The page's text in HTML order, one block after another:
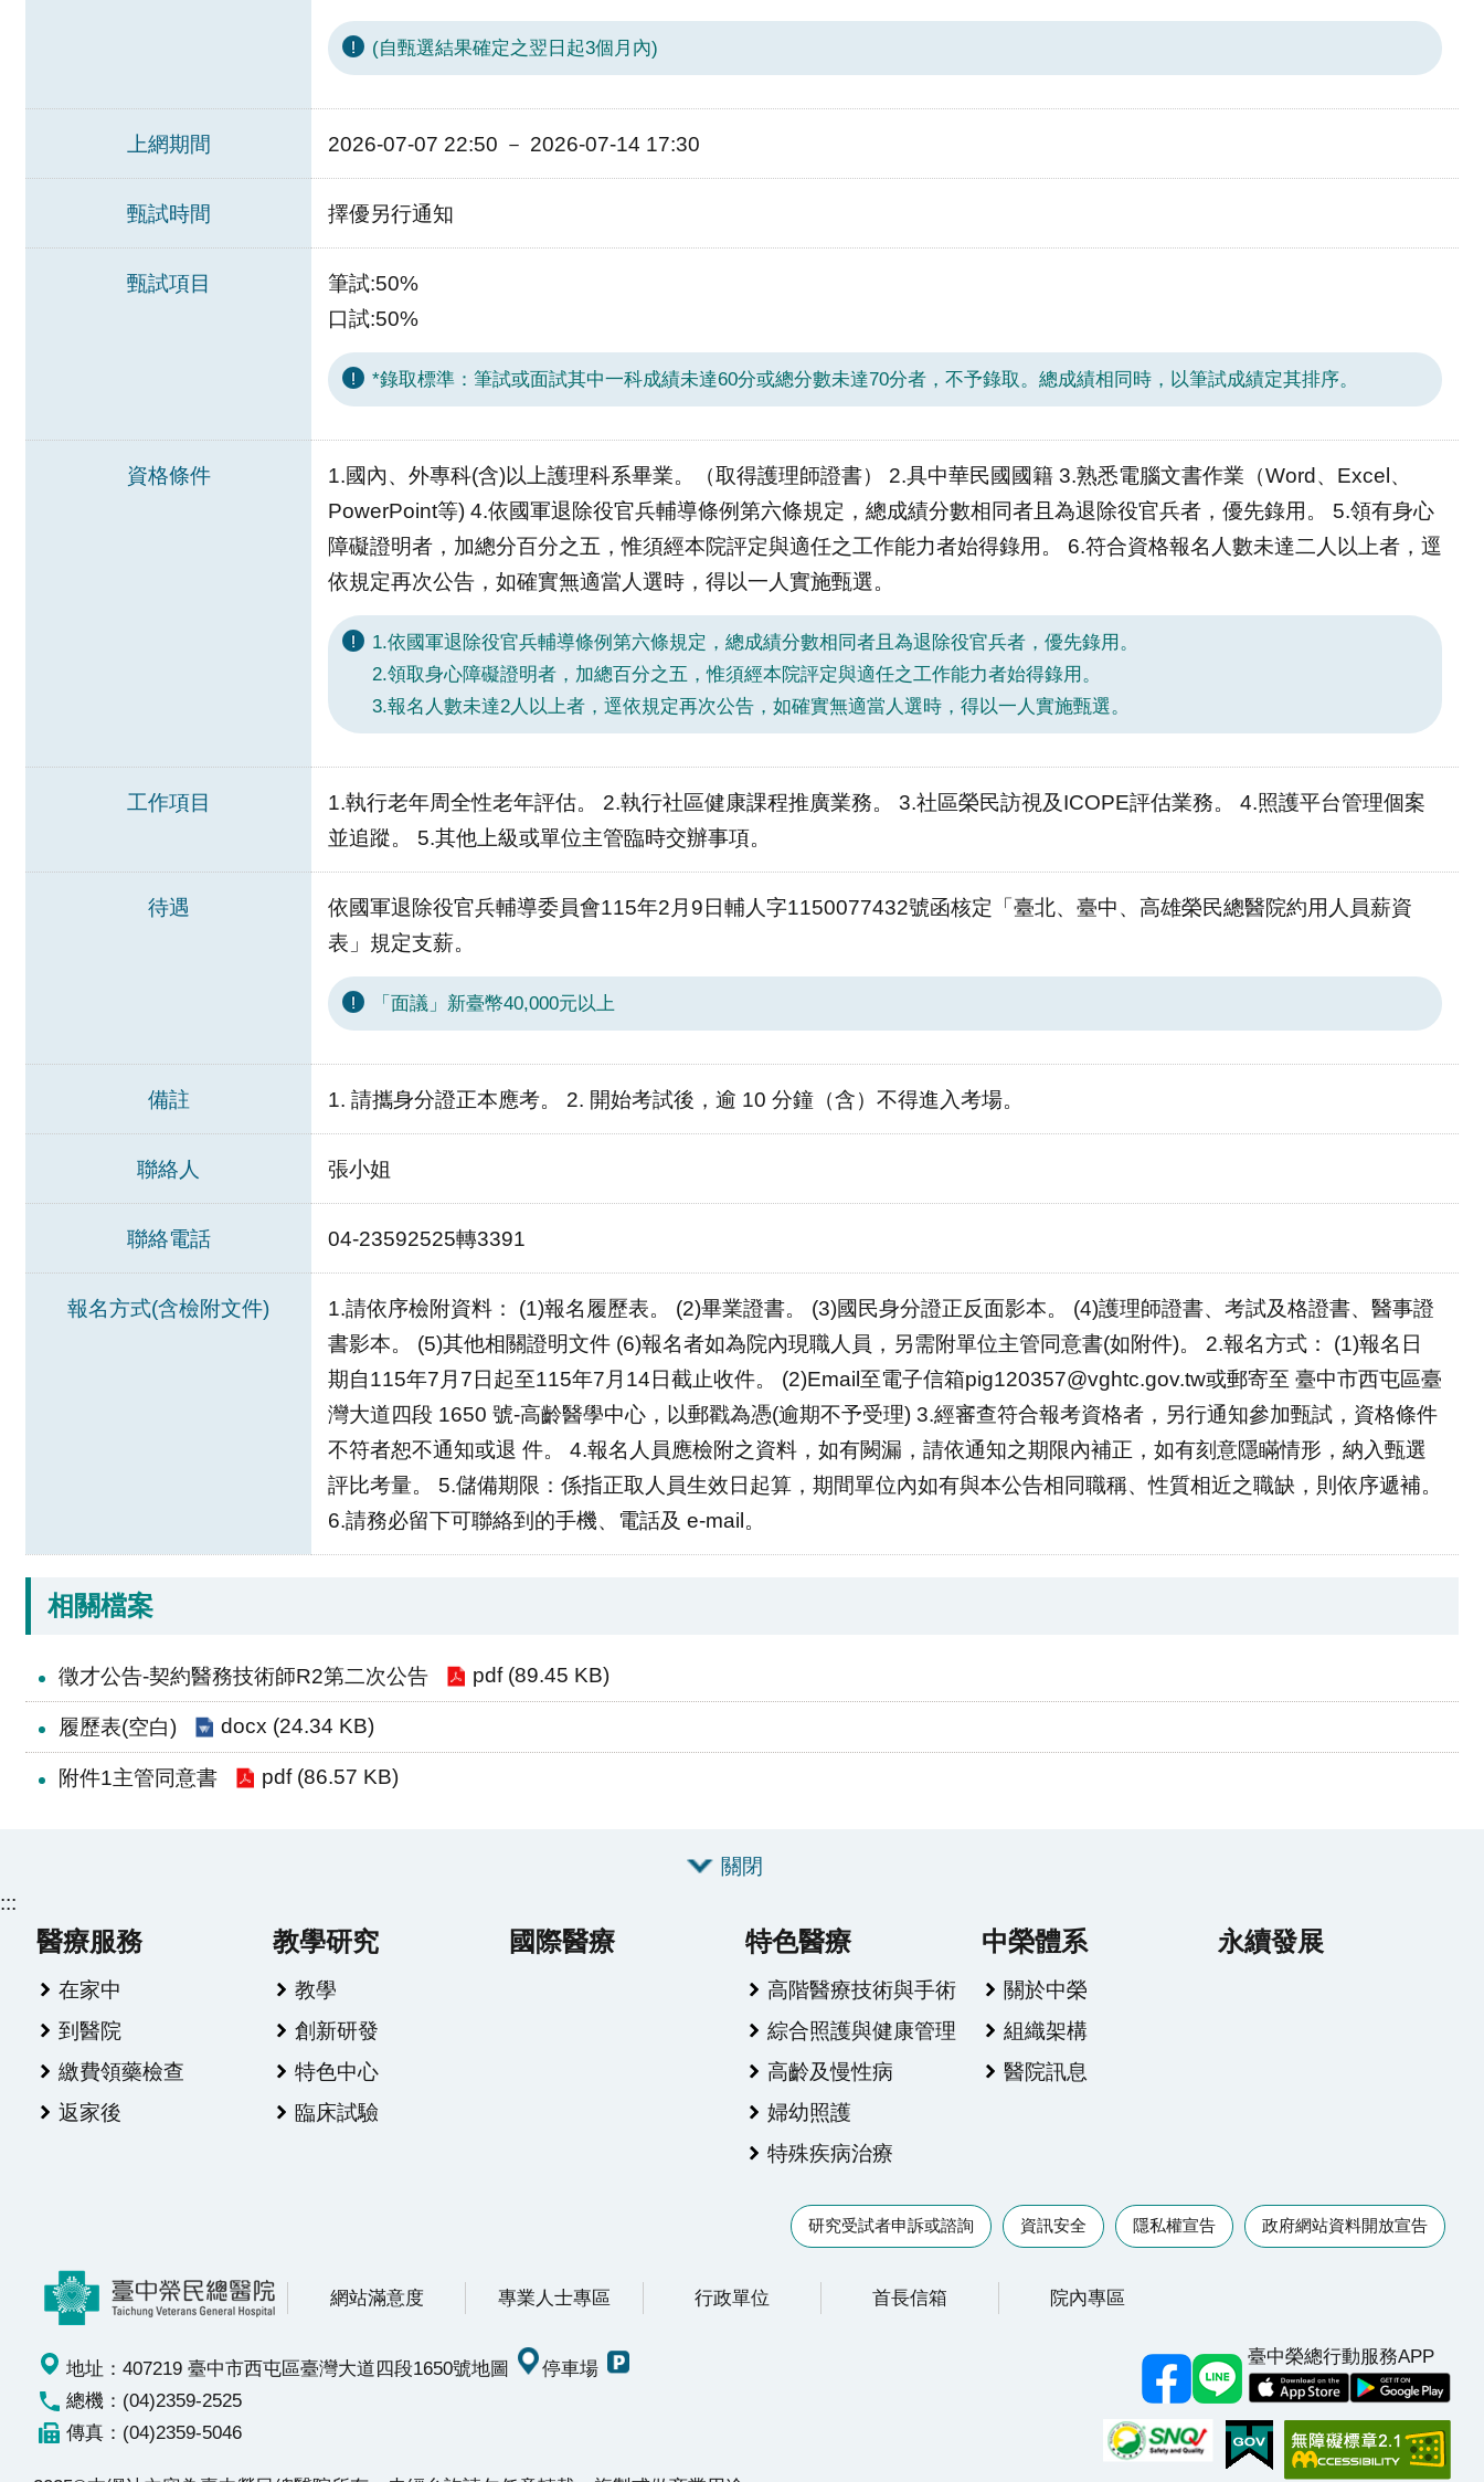
(自甄選結果確定之翌日起3個月內)
上網期間 2026-07-07 22:50 － 2026-07-14 17:30
甄試時間 擇優另行通知
甄試項目
筆試:50%
口試:50%
*錄取標準：筆試或面試其中一科成績未達60分或總分數未達70分者，不予錄取。總成績相同時，以筆試成績定其排序。
資格條件
1.國內、外專科(含)以上護理科系畢業。（取得護理師證書） 2.具中華民國國籍 3.熟悉電腦文書作業（Word、Excel、
PowerPoint等) 4.依國軍退除役官兵輔導條例第六條規定，總成績分數相同者且為退除役官兵者，優先錄用。 5.領有身心
障礙證明者，加總分百分之五，惟須經本院評定與適任之工作能力者始得錄用。 6.符合資格報名人數未達二人以上者，逕
依規定再次公告，如確實無適當人選時，得以一人實施甄選。
1.依國軍退除役官兵輔導條例第六條規定，總成績分數相同者且為退除役官兵者，優先錄用。
2.領取身心障礙證明者，加總百分之五，惟須經本院評定與適任之工作能力者始得錄用。
3.報名人數未達2人以上者，逕依規定再次公告，如確實無適當人選時，得以一人實施甄選。
工作項目
1.執行老年周全性老年評估。 2.執行社區健康課程推廣業務。 3.社區榮民訪視及ICOPE評估業務。 4.照護平台管理個案
並追蹤。 5.其他上級或單位主管臨時交辦事項。
待遇
依國軍退除役官兵輔導委員會115年2月9日輔人字1150077432號函核定「臺北、臺中、高雄榮民總醫院約用人員薪資
表」規定支薪。
「面議」新臺幣40,000元以上
備註 1. 請攜身分證正本應考。 2. 開始考試後，逾 10 分鐘（含）不得進入考場。
聯絡人 張小姐
聯絡電話 04-23592525轉3391
報名方式(含檢附文件)
1.請依序檢附資料： (1)報名履歷表。 (2)畢業證書。 (3)國民身分證正反面影本。 (4)護理師證書、考試及格證書、醫事證
書影本。 (5)其他相關證明文件 (6)報名者如為院內現職人員，另需附單位主管同意書(如附件)。 2.報名方式： (1)報名日
期自115年7月7日起至115年7月14日截止收件。 (2)Email至電子信箱pig120357@vghtc.gov.tw或郵寄至 臺中市西屯區臺
灣大道四段 1650 號-高齡醫學中心，以郵戳為憑(逾期不予受理) 3.經審查符合報考資格者，另行通知參加甄試，資格條件
不符者恕不通知或退 件。 4.報名人員應檢附之資料，如有闕漏，請依通知之期限內補正，如有刻意隱瞞情形，納入甄選
評比考量。 5.儲備期限：係指正取人員生效日起算，期間單位內如有與本公告相同職稱、性質相近之職缺，則依序遞補。
6.請務必留下可聯絡到的手機、電話及 e-mail。
相關檔案
徵才公告-契約醫務技術師R2第二次公告 pdf (89.45 KB)
履歷表(空白) docx (24.34 KB)
附件1主管同意書 pdf (86.57 KB)
關閉
:::
醫療服務
在家中
到醫院
繳費領藥檢查
返家後
教學研究
教學
創新研發
特色中心
臨床試驗
國際醫療 特色醫療
高階醫療技術與手術
綜合照護與健康管理
高齡及慢性病
婦幼照護
特殊疾病治療
中榮體系
關於中榮
組織架構
醫院訊息
永續發展
研究受試者申訴或諮詢 資訊安全 隱私權宣告 政府網站資料開放宣告
網站滿意度 專業人士專區 行政單位 首長信箱 院內專區
臺中榮總行動服務APP
地址：407219 臺中市西屯區臺灣大道四段1650號地圖
停車場
總機：(04)2359-2525
傳真：(04)2359-5046